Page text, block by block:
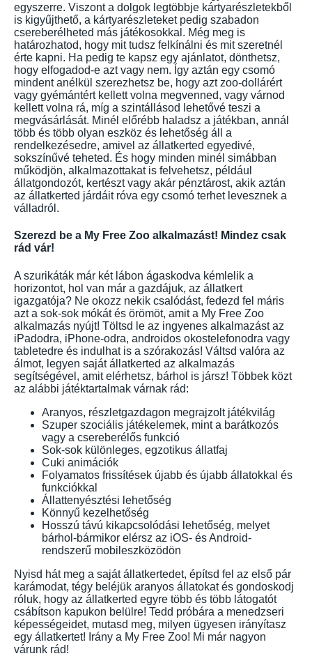
egyszerre. Viszont a dolgok legtöbbje kártyarészletekből
is kigyűjthető, a kártyarészleteket pedig szabadon
csereberélheted más játékosokkal. Még meg is
határozhatod, hogy mit tudsz felkínálni és mit szeretnél
érte kapni. Ha pedig te kapsz egy ajánlatot, dönthetsz,
hogy elfogadod-e azt vagy nem. Így aztán egy csomó
mindent anélkül szerezhetsz be, hogy azt zoo-dollárért
vagy gyémántért kellett volna megvenned, vagy várnod
kellett volna rá, míg a szintállásod lehetővé teszi a
megvásárlását. Minél előrébb haladsz a játékban, annál
több és több olyan eszköz és lehetőség áll a
rendelkezésedre, amivel az állatkerted egyedivé,
sokszínűvé teheted. És hogy minden minél simábban
működjön, alkalmazottakat is felvehetsz, például
állatgondozót, kertészt vagy akár pénztárost, akik aztán
az állatkerted járdáit róva egy csomó terhet levesznek a
válladról.
Szerezd be a My Free Zoo alkalmazást! Mindez csak
rád vár!
A szurikáták már két lábon ágaskodva kémlelik a
horizontot, hol van már a gazdájuk, az állatkert
igazgatója? Ne okozz nekik csalódást, fedezd fel máris
azt a sok-sok mókát és örömöt, amit a My Free Zoo
alkalmazás nyújt! Töltsd le az ingyenes alkalmazást az
iPadodra, iPhone-odra, androidos okostelefonodra vagy
tabletedre és indulhat is a szórakozás! Váltsd valóra az
álmot, legyen saját állatkerted az alkalmazás
segítségével, amit elérhetsz, bárhol is jársz! Többek közt
az alábbi játéktartalmak várnak rád:
Aranyos, részletgazdagon megrajzolt játékvilág
Szuper szociális játékelemek, mint a barátkozós
vagy a csereberélős funkció
Sok-sok különleges, egzotikus állatfaj
Cuki animációk
Folyamatos frissítések újabb és újabb állatokkal és
funkciókkal
Állattenyésztési lehetőség
Könnyű kezelhetőség
Hosszú távú kikapcsolódási lehetőség, melyet
bárhol-bármikor elérsz az iOS- és Android-
rendszerű mobileszközödön
Nyisd hát meg a saját állatkertedet, építsd fel az első pár
karámodat, tégy beléjük aranyos állatokat és gondoskodj
róluk, hogy az állatkerted egyre több és több látogatót
csábítson kapukon belülre! Tedd próbára a menedzseri
képességeidet, mutasd meg, milyen ügyesen irányítasz
egy állatkertet! Irány a My Free Zoo! Mi már nagyon
várunk rád!